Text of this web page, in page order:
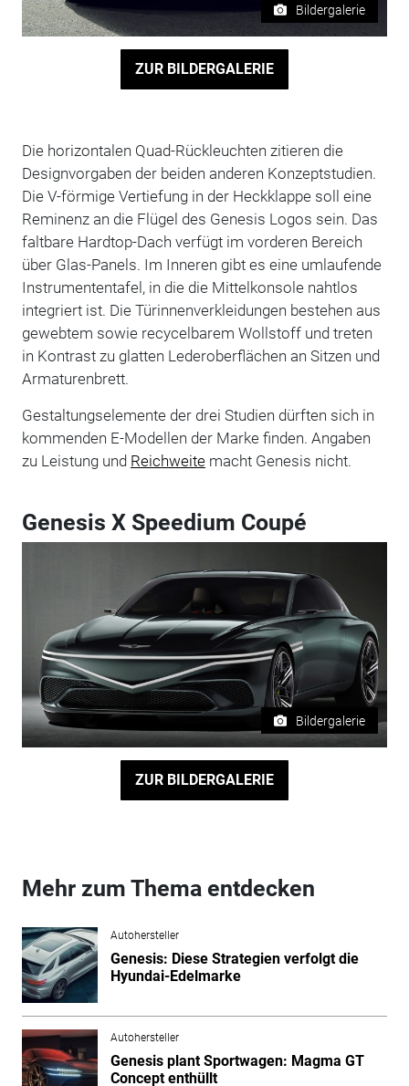
Bildergalerie
ZUR BILDERGALERIE
Die horizontalen Quad-Rückleuchten zitieren die
Designvorgaben der beiden anderen Konzeptstudien.
Die V-förmige Vertiefung in der Heckklappe soll eine
Reminenz an die Flügel des Genesis Logos sein. Das
faltbare Hardtop-Dach verfügt im vorderen Bereich
über Glas-Panels. Im Inneren gibt es eine umlaufende
Instrumententafel, in die die Mittelkonsole nahtlos
integriert ist. Die Türinnenverkleidungen bestehen aus
gewebtem sowie recycelbarem Wollstoff und treten
in Kontrast zu glatten Lederoberflächen an Sitzen und
Armaturenbrett.
Gestaltungselemente der drei Studien dürften sich in
kommenden E-Modellen der Marke finden. Angaben
zu Leistung und Reichweitemacht Genesis nicht.
Genesis X Speedium Coupé
Bildergalerie
ZUR BILDERGALERIE
Mehr zum Thema entdecken
Autohersteller
Genesis: Diese Strategien verfolgt die
Hyundai-Edelmarke
Autohersteller
Genesis plant Sportwagen: Magma GT
Concept enthüllt